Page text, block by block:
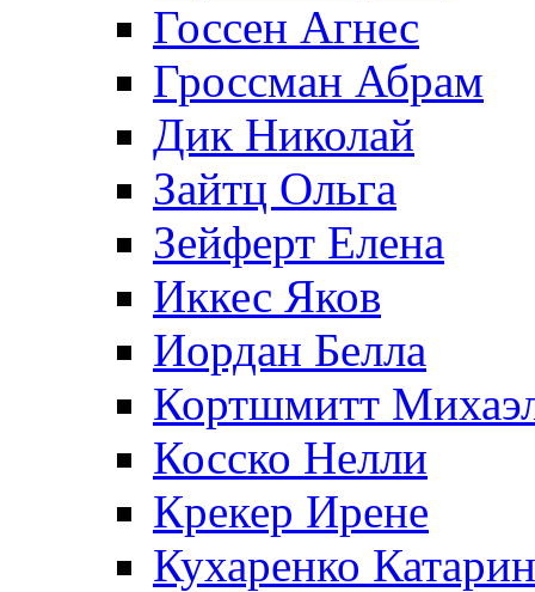
Госсен Агнес
Гроссман Абрам
Дик Николай
Зайтц Ольга
Зейферт Елена
Иккес Яков
Иордан Белла
Кортшмитт
Косско Нелли
Крекер Ирене
Кухаренко